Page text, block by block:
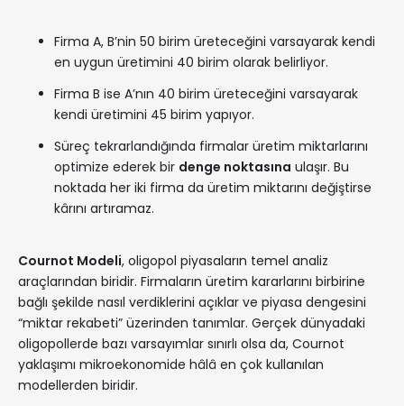
Firma A, B’nin 50 birim üreteceğini varsayarak kendi
en uygun üretimini 40 birim olarak belirliyor.
Firma B ise A’nın 40 birim üreteceğini varsayarak
kendi üretimini 45 birim yapıyor.
Süreç tekrarlandığında firmalar üretim miktarlarını
optimize ederek bir denge noktasına ulaşır. Bu
noktada her iki firma da üretim miktarını değiştirse
kârını artıramaz.
Cournot Modeli, oligopol piyasaların temel analiz
araçlarından biridir. Firmaların üretim kararlarını birbirine
bağlı şekilde nasıl verdiklerini açıklar ve piyasa dengesini
“miktar rekabeti” üzerinden tanımlar. Gerçek dünyadaki
oligopollerde bazı varsayımlar sınırlı olsa da, Cournot
yaklaşımı mikroekonomide hâlâ en çok kullanılan
modellerden biridir.